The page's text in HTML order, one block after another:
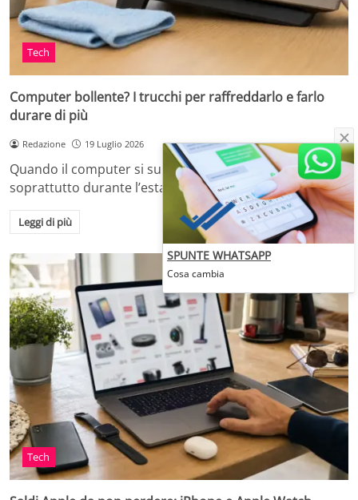
Tech
Computer bollente? I trucchi per raffreddarlo e farlo
durare di più
Redazione 19 Luglio 2026
Quando il computer si surriscalda, in casa o in ufficio,
soprattutto durante l’estate o dopo…
Leggi di più
Tech
SPUNTE WHATSAPP
Cosa cambia